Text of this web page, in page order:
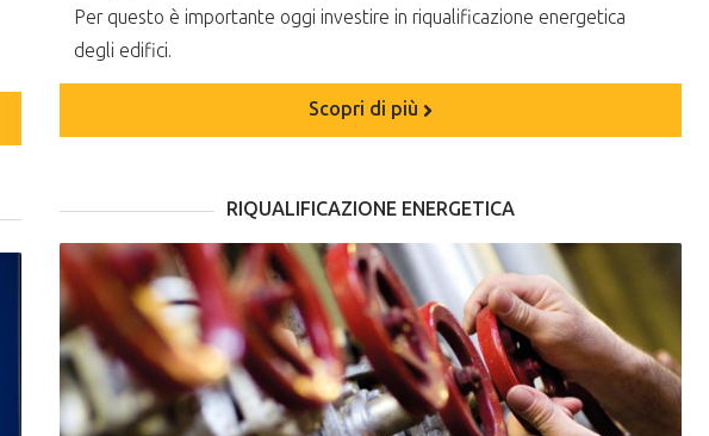
Per questo è importante oggi investire in riqualificazione energetica
degli edifici.
Scopri di più
RIQUALIFICAZIONE ENERGETICA